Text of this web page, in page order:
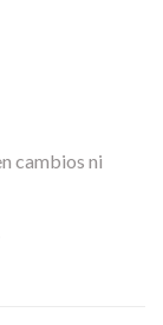
cambios ni